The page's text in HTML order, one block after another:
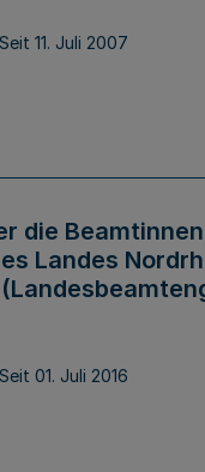
Seit 11. Juli 2007
die
Landes
Seit 01. Juli 2016